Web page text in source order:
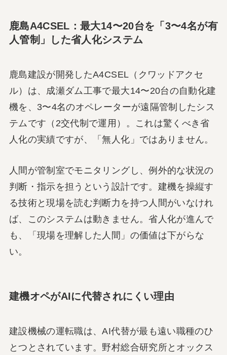
鹿島A4CSEL：最大14〜20台を「3〜4名が有
人管制」した省人化システム
鹿島建設が開発したA4CSEL（クワッドアクセ
ル）は、成瀬ダム工事で最大14〜20台の自動化建
機を、3〜4名のオペレーターが遠隔管制したシス
テムです（2交代制で運用）。これは驚くべき省
人化の実績ですが、「無人化」ではありません。
人間が管制室でモニタリングし、例外的な状況の
判断・指示を担うという設計です。建機を操縦す
る技術と現場を読む判断力を持つ人間がいなけれ
ば、このシステムは動きません。省人化が進んで
も、「現場を理解した人間」の価値は下がらな
い。
建機オペがAIに代替されにくい理由
建設機械の運転職は、AI代替が最も遠い職種のひ
とつとされています。野村総合研究所とオックス